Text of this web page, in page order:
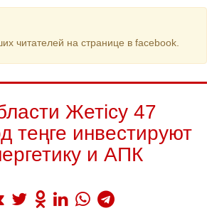
читателей на странице в facebook.
Жетісу 47
теңге инвестируют
и АПК